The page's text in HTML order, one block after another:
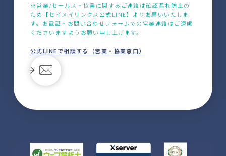
※営業/セールス・協業に関するご連絡は確認漏れ防止の
ため【セイメイリンクス公式LINE】よりお願いいたしま
す。お電話・お問い合わせフォームでの営業連絡はご遠慮
くださいますようお願い申し上げます。
公式LINEで相談する（営業・協業窓口）